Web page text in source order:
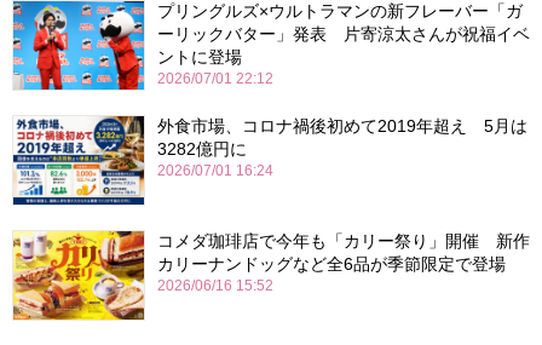
プリングルズ×ウルトラマンの新フレーバー「ガ
ーリックバター」発表 片寄涼太さんが祝福イベ
ントに登場
2026/07/01 22:12
外食市場、コロナ禍後初めて2019年超え 5月は
3282億円に
2026/07/01 16:24
コメダ珈琲店で今年も「カリー祭り」開催 新作
カリーナンドッグなど全6品が季節限定で登場
2026/06/16 15:52